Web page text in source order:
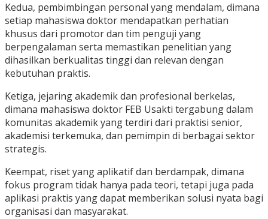
Kedua, pembimbingan personal yang mendalam, dimana
setiap mahasiswa doktor mendapatkan perhatian
khusus dari promotor dan tim penguji yang
berpengalaman serta memastikan penelitian yang
dihasilkan berkualitas tinggi dan relevan dengan
kebutuhan praktis.
Ketiga, jejaring akademik dan profesional berkelas,
dimana mahasiswa doktor FEB Usakti tergabung dalam
komunitas akademik yang terdiri dari praktisi senior,
akademisi terkemuka, dan pemimpin di berbagai sektor
strategis.
Keempat, riset yang aplikatif dan berdampak, dimana
fokus program tidak hanya pada teori, tetapi juga pada
aplikasi praktis yang dapat memberikan solusi nyata bagi
organisasi dan masyarakat.